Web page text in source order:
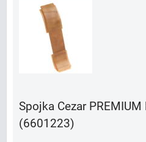
Spojka Cezar
(6601223)